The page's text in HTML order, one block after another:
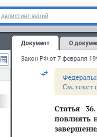
делистинг акций
Документ О
Закон РФ от 7 февраля
3.
принятого
которые
материала
См. текст
Статья 36.
повлиять